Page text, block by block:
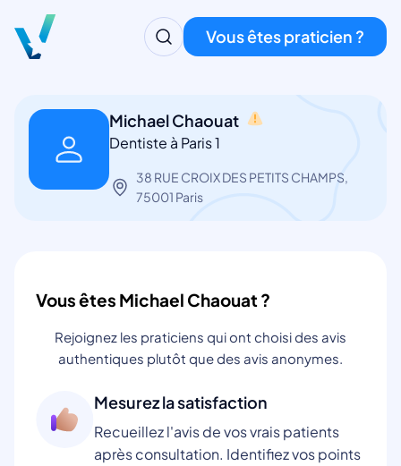
Vous êtes praticien ?
Michael Chaouat
Dentiste à Paris 1
38 RUE CROIX DES PETITS CHAMPS,
75001 Paris
Vous êtes Michael Chaouat ?
Rejoignez les praticiens qui ont choisi des avis
authentiques plutôt que des avis anonymes.
Mesurez la satisfaction
Recueillez l'avis de vos vrais patients
après consultation. Identifiez vos points